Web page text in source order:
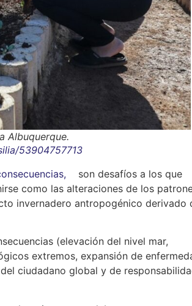
Albuquerque.
53904757713
son desafíos a los que
como las alteraciones de los
invernadero antropogénico derivado
(elevación del nivel mar,
extremos, expansión de
ciudadano global y de